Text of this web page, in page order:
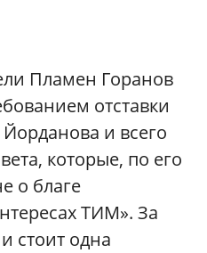
Пламен Горанов
отставки
и всего
которые, по его
о благе
ТИМ». За
стоит одна